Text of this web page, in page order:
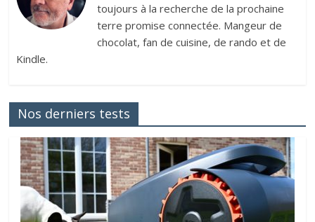
toujours à la recherche de la prochaine
terre promise connectée. Mangeur de
chocolat, fan de cuisine, de rando et de
Kindle.
Nos derniers tests